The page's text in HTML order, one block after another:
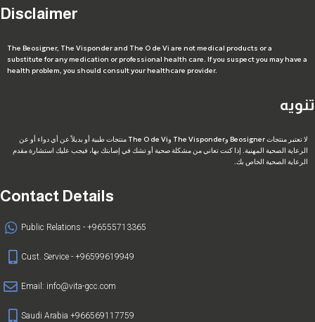
Disclaimer
The Beosigner, The Visponder and The O de Vi are not medical products or a
substitute for any medication or professional health care. If you suspect you may have a
health problem, you should consult your healthcare provider.
تنويه
لا تعتبر منتجات Beosigner وThe Visponder وThe O de Vi منتجات طبية أو بديلاً عن أي دواء أو عن
الرعاية الصحية المهنية. إذا كنت تعاني من مشكلة صحية أو تشك في إصابتك بها، فيجب عليك استشارة مقدم
الرعاية الصحية الخاص بك.
Contact Details
Public Relations - +96555713365
Cust. Service - +96599619949
Email: info@vita-gcc.com
Saudi Arabia +966569117759